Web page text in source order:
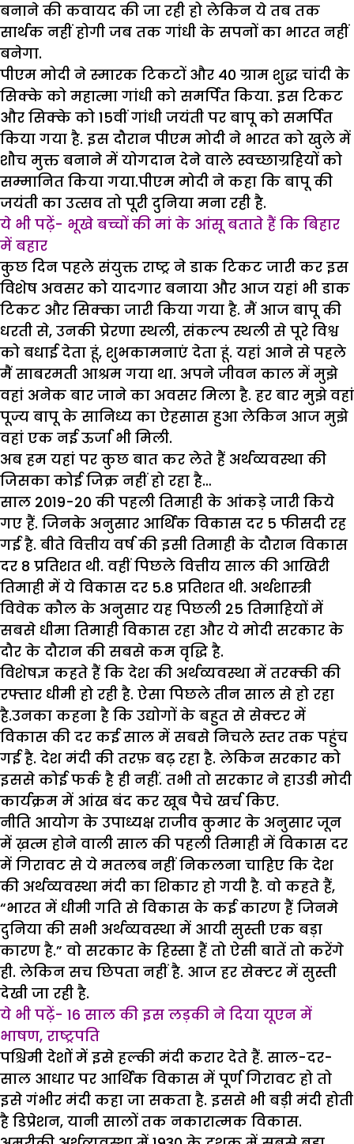
बनाने की कवायद की जा रही हो लेकिन ये तब तक
सार्थक नहीं होगी जब तक गांधी के सपनों का भारत नहीं
बनेगा.
पीएम मोदी ने स्मारक टिकटों और 40 ग्राम शुद्ध चांदी के
सिक्के को महात्मा गांधी को समर्पित किया. इस टिकट
और सिक्के को 15वीं गांधी जयंती पर बापू को समर्पित
किया गया है. इस दौरान पीएम मोदी ने भारत को खुले में
शौच मुक्त बनाने में योगदान देने वाले स्वच्छाग्रहियों को
सम्मानित किया गया.पीएम मोदी ने कहा कि बापू की
जयंती का उत्सव तो पूरी दुनिया मना रही है.
ये भी पढ़ें- भूखे बच्चों की मां के आंसू बताते हैं कि बिहार
में बहार
कुछ दिन पहले संयुक्त राष्ट्र ने डाक टिकट जारी कर इस
विशेष अवसर को यादगार बनाया और आज यहां भी डाक
टिकट और सिक्का जारी किया गया है. मैं आज बापू की
धरती से, उनकी प्रेरणा स्थली, संकल्प स्थली से पूरे विश्व
को बधाई देता हूं, शुभकामनाएं देता हूं. यहां आने से पहले
मैं साबरमती आश्रम गया था. अपने जीवन काल में मुझे
वहां अनेक बार जाने का अवसर मिला है. हर बार मुझे वहां
पूज्य बापू के सानिध्य का ऐहसास हुआ लेकिन आज मुझे
वहां एक नई ऊर्जा भी मिली.
अब हम यहां पर कुछ बात कर लेते हैं अर्थव्यवस्था की
जिसका कोई जिक्र नहीं हो रहा है…
साल 2019-20 की पहली तिमाही के आंकड़े जारी किये
गए हैं. जिनके अनुसार आर्थिक विकास दर 5 फीसदी रह
गई है. बीते वित्तीय वर्ष की इसी तिमाही के दौरान विकास
दर 8 प्रतिशत थी. वहीं पिछले वित्तीय साल की आखिरी
तिमाही में ये विकास दर 5.8 प्रतिशत थी. अर्थशास्त्री
विवेक कौल के अनुसार यह पिछली 25 तिमाहियों में
सबसे धीमा तिमाही विकास रहा और ये मोदी सरकार के
दौर के दौरान की सबसे कम वृद्धि है.
विशेषज्ञ कहते हैं कि देश की अर्थव्यवस्था में तरक्की की
रफ्तार धीमी हो रही है. ऐसा पिछले तीन साल से हो रहा
है.उनका कहना है कि उद्योगों के बहुत से सेक्टर में
विकास की दर कई साल में सबसे निचले स्तर तक पहुंच
गई है. देश मंदी की तरफ़ बढ़ रहा है. लेकिन सरकार को
इससे कोई फर्क है ही नहीं. तभी तो सरकार ने हाउडी मोदी
कार्यक्रम में आंख बंद कर खूब पैचे खर्च किए.
नीति आयोग के उपाध्यक्ष राजीव कुमार के अनुसार जून
में ख़त्म होने वाली साल की पहली तिमाही में विकास दर
में गिरावट से ये मतलब नहीं निकलना चाहिए कि देश
की अर्थव्यवस्था मंदी का शिकार हो गयी है. वो कहते हैं,
“भारत में धीमी गति से विकास के कई कारण हैं जिनमे
दुनिया की सभी अर्थव्यवस्था में आयी सुस्ती एक बड़ा
कारण है.” वो सरकार के हिस्सा हैं तो ऐसी बातें तो करेंगे
ही. लेकिन सच छिपता नहीं है. आज हर सेक्टर में सुस्ती
देखी जा रही है.
ये भी पढ़ें- 16 साल की इस लड़की ने दिया यूएन में
भाषण, राष्ट्रपति
पश्चिमी देशों में इसे हल्की मंदी करार देते हैं. साल-दर-
साल आधार पर आर्थिक विकास में पूर्ण गिरावट हो तो
इसे गंभीर मंदी कहा जा सकता है. इससे भी बड़ी मंदी होती
है डिप्रेशन, यानी सालों तक नकारात्मक विकास.